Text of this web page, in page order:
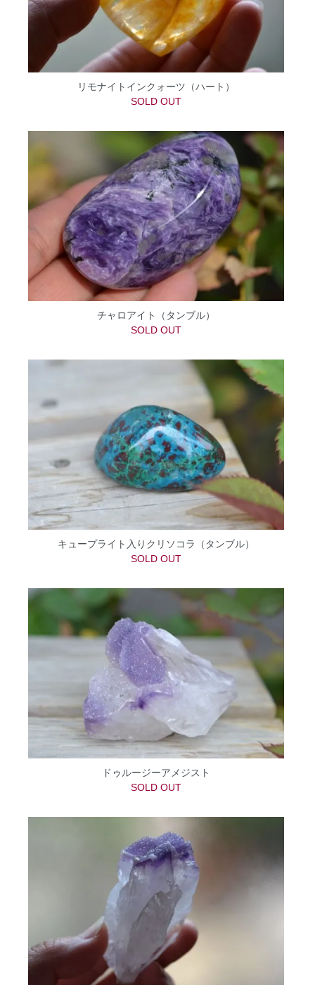
リモナイトインクォーツ（ハート）
SOLD OUT
チャロアイト（タンブル）
SOLD OUT
キュープライト入りクリソコラ（タンブル）
SOLD OUT
ドゥルージーアメジスト
SOLD OUT